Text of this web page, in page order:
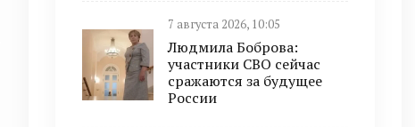
7 августа 2026, 10:05
Людмила Боброва:
участники СВО сейчас
сражаются за будущее
России